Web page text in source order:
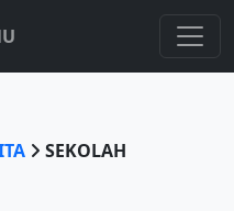
SEKOLAH